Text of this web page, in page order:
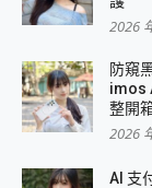
2026
防窺
imos
整開
2026
AI 支